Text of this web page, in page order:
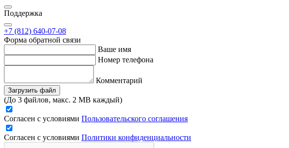
Поддержка
+7 (812) 640-07-08
Форма обратной связи
Ваше имя
Номер телефона
Комментарий
Загрузить файл
(До 3 файлов, макс. 2 MB каждый)
Согласен с условиями Пользовательского соглашения
Согласен с условиями Политики конфиденциальности